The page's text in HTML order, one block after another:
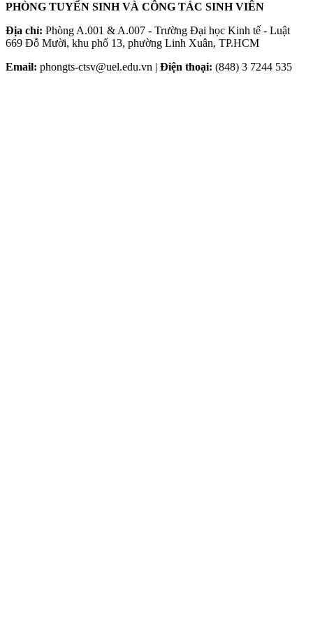
PHÒNG TUYỂN SINH VÀ CÔNG TÁC SINH VIÊN
Địa chỉ: Phòng A.001 & A.007 - Trường Đại học Kinh tế - Luật
669 Đỗ Mười, khu phố 13, phường Linh Xuân, TP.HCM
Email: phongts-ctsv@uel.edu.vn | Điện thoại: (848) 3 7244 535